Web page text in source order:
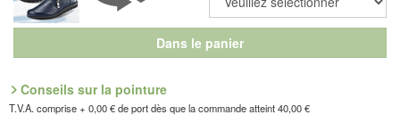
Dans le panier
Conseils sur la pointure
T.V.A. comprise + 0,00 € de port dès que la commande atteint 40,00 €